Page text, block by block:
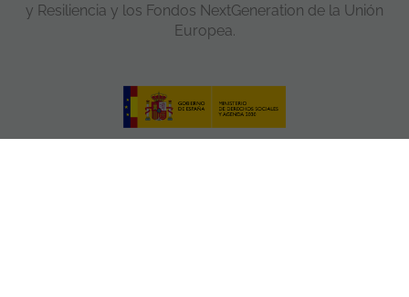
y Resiliencia y los Fondos NextGeneration de la Unión
Europea.